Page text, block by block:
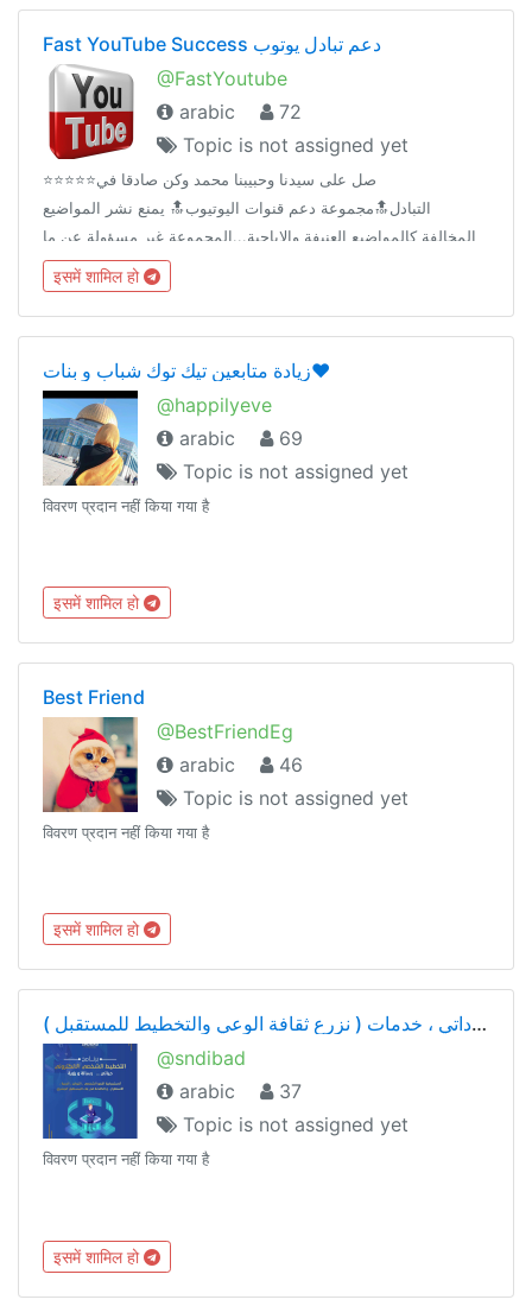
Fast YouTube Success دعم تبادل يوتوب
@FastYoutube
arabic
72
Topic is not assigned yet
⭐️⭐️⭐️⭐️⭐️صل على سيدنا وحبيبنا محمد وكن صادقا في
التبادل🔝مجموعة دعم قنوات اليوتيوب🔝 يمنع نشر المواضيع
المخالفة كالمواضيع العنيفة والاباحية...المجموعة غير مسؤولة عن ما
يتم تداوله او ترويجه من روابط او ملفات
इसमें शामिल हो
زيادة متابعين تيك توك شباب و بنات❤️
@happilyeve
arabic
69
Topic is not assigned yet
विवरण प्रदान नहीं किया गया है
इसमें शामिल हो
Best Friend
@BestFriendEg
arabic
46
Topic is not assigned yet
विवरण प्रदान नहीं किया गया है
इसमें शामिल हो
تطوير داتي ، خدمات ( نزرع ثقافة الوعي والتخطيط للمستقبل )
@sndibad
arabic
37
Topic is not assigned yet
विवरण प्रदान नहीं किया गया है
इसमें शामिल हो